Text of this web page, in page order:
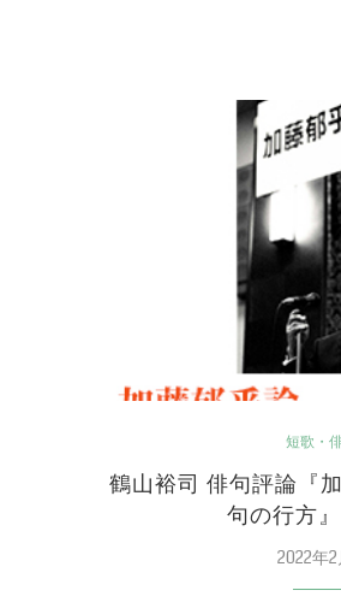
短歌・
鶴山裕司 俳句評論
句の行方』
2022年2